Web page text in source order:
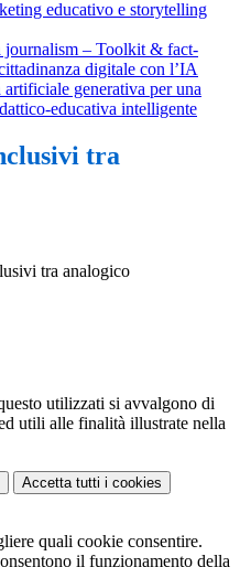
educativo e storytelling
– Toolkit & fact-
digitale con l’IA
generativa per una
educativa intelligente
tra
utilizzati si avvalgono di
utili alle finalità illustrate nella
Accetta tutti i cookies
quali cookie consentire.
il funzionamento della